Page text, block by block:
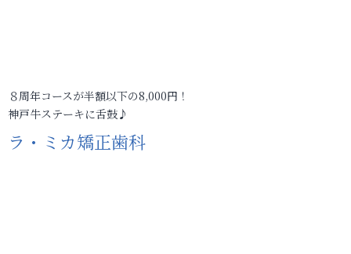
８周年コースが半額以下の8,000円！
神戸牛ステーキに舌鼓♪
ラ・ミカ矯正歯科